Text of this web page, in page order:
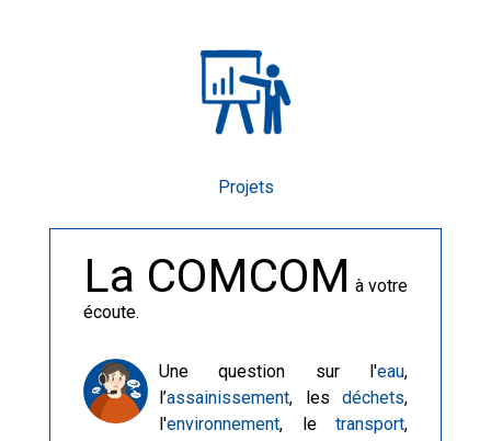
Projets
La COMCOM à votre
écoute.
Une question sur l'eau,
l’assainissement, lesdéchets,
l'environnement, letransport,